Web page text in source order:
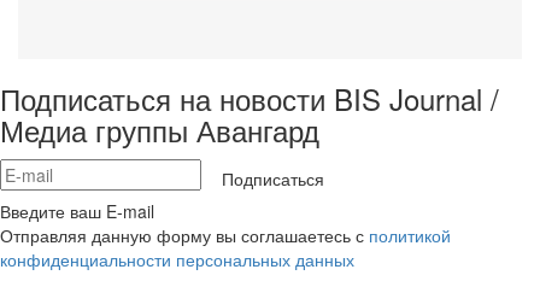
Подписаться на новости BIS Journal /
Медиа группы Авангард
Подписаться
Введите ваш E-mail
Отправляя данную форму вы соглашаетесь с политикой
конфиденциальности персональных данных